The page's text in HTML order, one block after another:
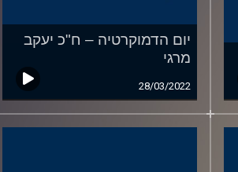
יום הדמוקרטיה – ח"כ יעקב
מרגי
28/03/2022